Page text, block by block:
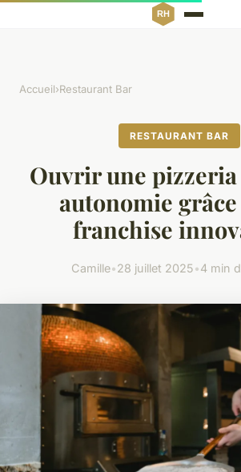
Accueil›Restaurant Bar
RESTAURANT BAR
Ouvrir une
autonomie
franchise
Camille•28 juillet 2025•4 min